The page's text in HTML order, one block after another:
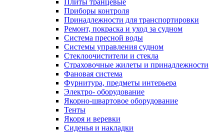
Плиты транцевые
Приборы контроля
Принадлежности для транспортировки
Ремонт, покраска и уход за судном
Система пресной воды
Системы управления судном
Стеклоочистители и стекла
Страховочные жилеты и принадлежности
Фановая система
Фурнитура, предметы интерьера
Электро- оборудование
Якорно-швартовое оборудование
Тенты
Якоря и веревки
Сиденья и накладки